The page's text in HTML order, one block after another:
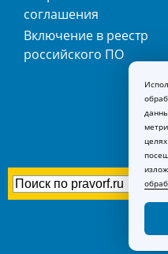
соглашения
Включение в реестр
российского ПО